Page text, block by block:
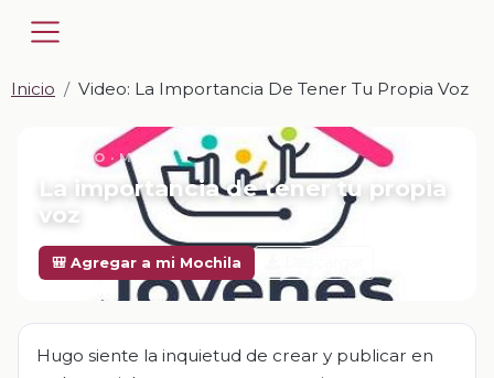
Inicio Video: La Importancia De Tener Tu Propia Voz
📎 VIDEO · MP4
La importancia de tener tu propia
voz
🎒 Agregar a mi Mochila
Hugo siente la inquietud de crear y publicar en